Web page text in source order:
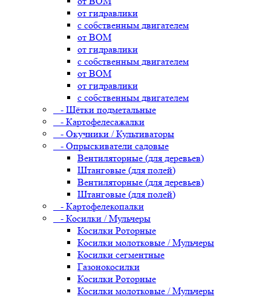
от гидравлики
с собственным двигателем
от ВОМ
от гидравлики
с собственным двигателем
от ВОМ
от гидравлики
с собственным двигателем
- Щётки подметальные
- Картофелесажалки
- Окучники / Культиваторы
- Опрыскиватели садовые
Вентиляторные (для деревьев)
Штанговые (для полей)
Вентиляторные (для деревьев)
Штанговые (для полей)
- Картофелекопалки
- Косилки / Мульчеры
Косилки Роторные
Косилки молотковые / Мульчеры
Косилки сегментные
Газонокосилки
Косилки Роторные
Косилки молотковые / Мульчеры